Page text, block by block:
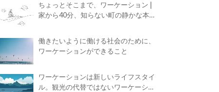
ちょっとそこまで、ワーケーション |
家から40分、知らない町の静かな本屋
働きたいように働ける社会のために、
ワーケーションができること
ワーケーションは新しいライフスタイ
ル。観光の代替ではないワーケーショ